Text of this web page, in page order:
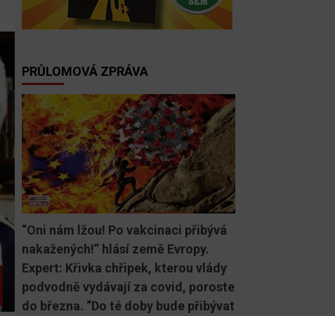
PRŮLOMOVÁ ZPRÁVA
“Oni nám lžou! Po vakcinaci přibývá
nakažených!” hlásí země Evropy.
Expert: Křivka chřipek, kterou vlády
podvodně vydávají za covid, poroste
do března. “Do té doby bude přibývat